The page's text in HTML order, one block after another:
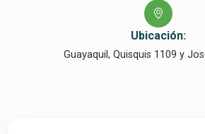
Ubicación:
Guayaquil, Quisquis 1109 y